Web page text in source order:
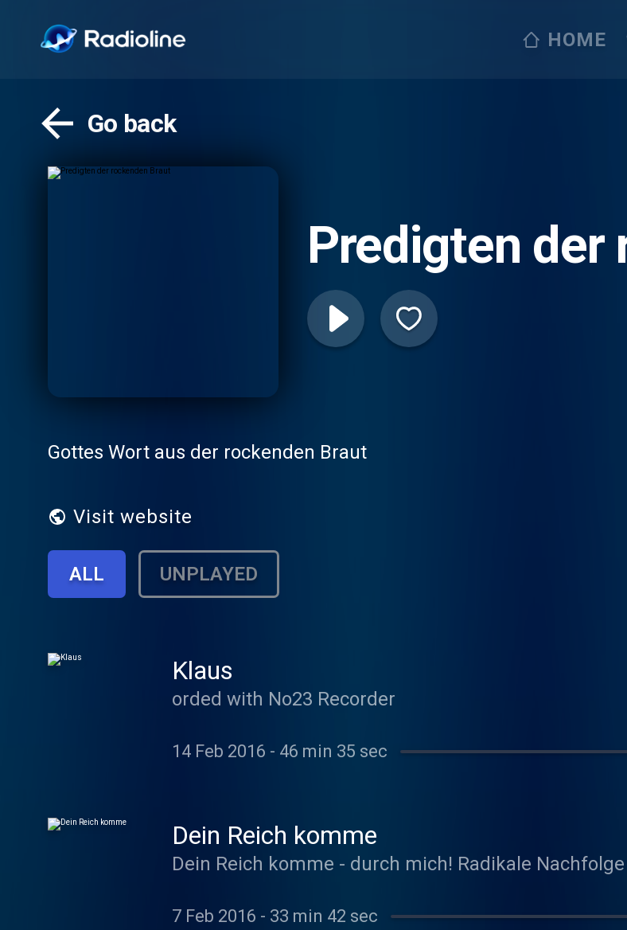
HOME
Go back
Predigten der
Gottes Wort aus der rockenden Braut
Visit website
ALL UNPLAYED
Klaus
orded with No23 Recorder
14 Feb 2016 - 46 min 35 sec
Dein Reich komme
Dein Reich komme - durch
7 Feb 2016 - 33 min 42 sec